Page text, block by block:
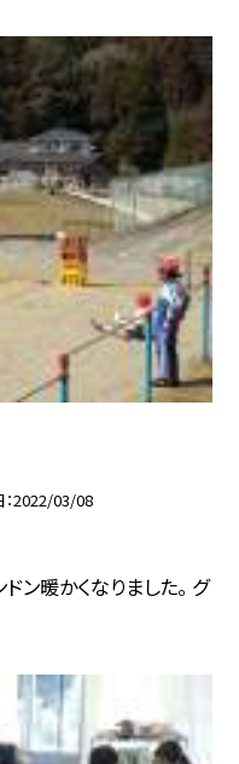
2022/03/08
ン暖かくなりました。 グ